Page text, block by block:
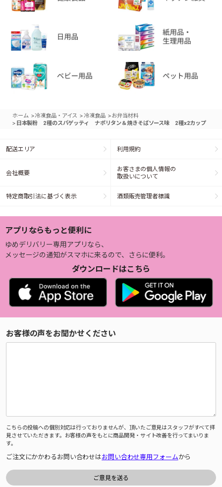
ホーム >冷凍食品・アイス > 冷凍食品 >お弁当材料
> 日本製粉 2種のスパゲッティ ナポリタン＆焼きそばソース味 2種x2カップ
配送エリア 利用規約
会社概要
お客さまの個人情報の
取扱いについて
特定商取引法に基づく表示 酒類販売管理者標識
アプリならもっと便利に
ゆめデリバリー専用アプリなら、
メッセージの通知がスマホに来るので、さらに便利。
ダウンロードはこちら
お客様の声をお聞かせください
こちらの投稿への個別対応は行っておりませんが、頂いたご意見はスタッフがすべて拝
見させていただきます。お客様の声をもとに商品開発・サイト改善を行ってまいりま
す。
ご注文にかかわるお問い合わせはお問い合わせ専用フォームから